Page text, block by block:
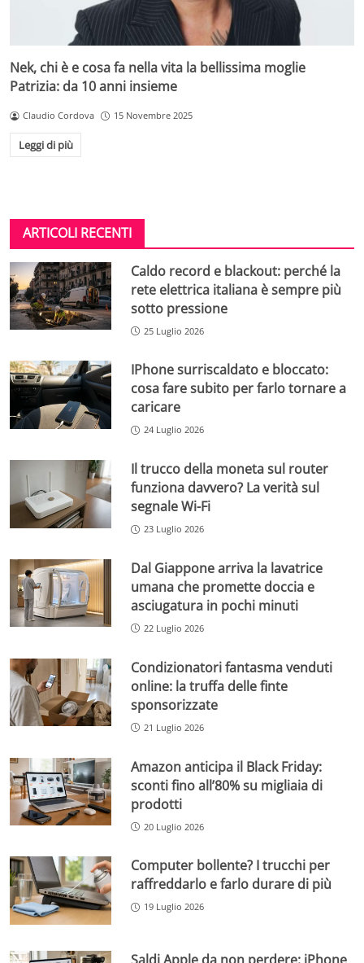
Nek, chi è e cosa fa nella vita la bellissima moglie
Patrizia: da 10 anni insieme
Claudio Cordova 15 Novembre 2025
Leggi di più
ARTICOLI RECENTI
Caldo record e blackout: perché la
rete elettrica italiana è sempre più
sotto pressione
25 Luglio 2026
IPhone surriscaldato e bloccato:
cosa fare subito per farlo tornare a
caricare
24 Luglio 2026
Il trucco della moneta sul router
funziona davvero? La verità sul
segnale Wi-Fi
23 Luglio 2026
Dal Giappone arriva la lavatrice
umana che promette doccia e
asciugatura in pochi minuti
22 Luglio 2026
Condizionatori fantasma venduti
online: la truffa delle finte
sponsorizzate
21 Luglio 2026
Amazon anticipa il Black Friday:
sconti fino all’80% su migliaia di
prodotti
20 Luglio 2026
Computer bollente? I trucchi per
raffreddarlo e farlo durare di più
19 Luglio 2026